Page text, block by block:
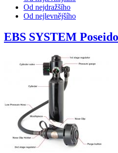
Od nejdražšího
Od nejlevnějšího
EBS SYSTEM